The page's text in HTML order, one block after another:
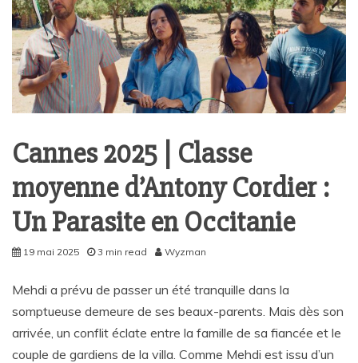
Cannes 2025 | Classe
moyenne d’Antony Cordier :
Un Parasite en Occitanie
19 mai 2025 3 min read Wyzman
Mehdi a prévu de passer un été tranquille dans la
somptueuse demeure de ses beaux-parents. Mais dès son
arrivée, un conflit éclate entre la famille de sa fiancée et le
couple de gardiens de la villa. Comme Mehdi est issu d’un